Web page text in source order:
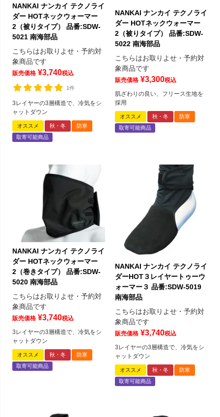
NANKAI ナンカイ テクノライ
ダー HOTネックウォーマー
2（被りタイプ） 品番:SDW-
5021 南海部品
こちらはお取りよせ・予約対
象商品です
販売価格 ¥3,740税込
1件
3レイヤーの3層構造で、冷気をシ
ャットダウン
オススメ 秋・冬
防寒
取寄可能商品
NANKAI ナンカイ テクノライ
ダー HOTネックウォーマー
2（被りタイプ） 品番:SDW-
5022 南海部品
こちらはお取りよせ・予約対
象商品です
販売価格 ¥3,300税込
肌ざわりの良い、フリース生地を
採用
オススメ 秋・冬
防寒
取寄可能商品
NANKAI ナンカイ テクノライ
ダー HOTネックウォーマー
2（巻きタイプ） 品番:SDW-
5020 南海部品
こちらはお取りよせ・予約対
象商品です
販売価格 ¥3,740税込
3レイヤーの3層構造で、冷気をシ
ャットダウン
オススメ 秋・冬
防寒
取寄可能商品
NANKAI ナンカイ テクノライ
ダーHOT３レイヤートゥーウ
ォーマー３ 品番:SDW-5019
南海部品
こちらはお取りよせ・予約対
象商品です
販売価格 ¥3,740税込
3レイヤーの3層構造で、冷気をシ
ャットダウン
オススメ 秋・冬
防寒
取寄可能商品